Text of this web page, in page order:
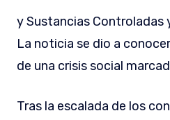
y Sustancias Controladas
La noticia se dio a
de una crisis social
Tras la escalada de los